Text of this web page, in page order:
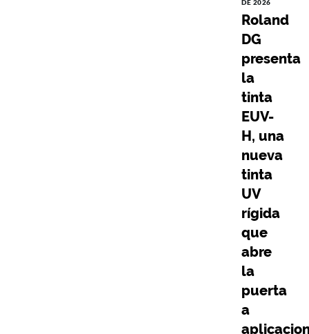
DE 2026
Roland
DG
presenta
la
tinta
EUV-
H, una
nueva
tinta
UV
rígida
que
abre
la
puerta
a